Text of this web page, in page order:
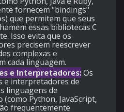
fornecem "bindings"
que permitem que seus
essas bibliotecas C
Isso evita que os
precisem reescrever
complexas e
cada linguagem.
e Interpretadores:Os
e interpretadores de
linguagens de
(como Python, JavaScript,
frequentemente